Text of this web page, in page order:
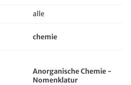
- Nomenklatur
alle
chemie
Anorganische Chemie -
Nomenklatur